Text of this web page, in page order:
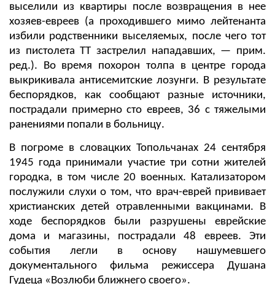
выселили из квартиры после возвращения в нее
хозяев-евреев (а проходившего мимо лейтенанта
избили родственники выселяемых, после чего тот
из пистолета ТТ застрелил нападавших, — прим.
ред.). Во время похорон толпа в центре города
выкрикивала антисемитские лозунги. В результате
беспорядков, как сообщают разные источники,
пострадали примерно сто евреев, 36 с тяжелыми
ранениями попали в больницу.
В погроме в словацких Топольчанах 24 сентября
1945 года принимали участие три сотни жителей
городка, в том числе 20 военных. Катализатором
послужили слухи о том, что врач-еврей прививает
христианских детей отравленными вакцинами. В
ходе беспорядков были разрушены еврейские
дома и магазины, пострадали 48 евреев. Эти
события легли в основу нашумевшего
документального фильма режиссера Душана
Гудеца «Возлюби ближнего своего».